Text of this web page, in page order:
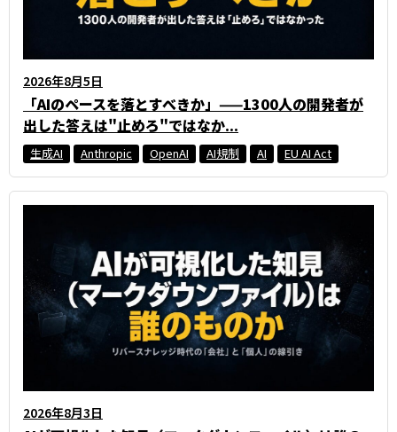
2026年8月5日
「AIのペースを落とすべきか」——1300人の開発者が
出した答えは"止めろ"ではなか...
生成AI Anthropic OpenAI AI規制 AI EU AI Act
2026年8月3日